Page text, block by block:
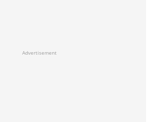
Advertisement